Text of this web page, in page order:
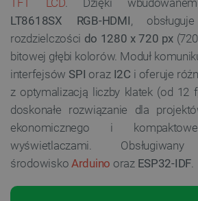
TFT LCD. Dzięki
LT8618SX RGB-HDMI,
rozdzielczości do 1280 x 720 px
bitowej głębi kolorów. Moduł
interfejsów SPI oraz I2C i oferuje
z optymalizacją liczby klatek (od 12
doskonałe rozwiązanie dla
ekonomicznego i
wyświetlaczami.
środowiskoArduino orazESP32-IDF.